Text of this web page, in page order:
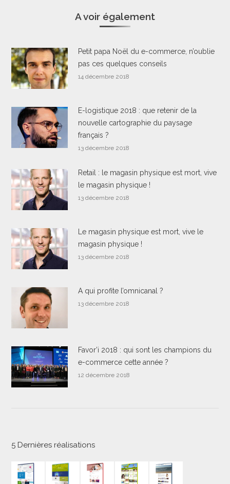
A voir également
Petit papa Noël du e-commerce, n’oublie
pas ces quelques conseils
14 décembre 2018
E-logistique 2018 : que retenir de la
nouvelle cartographie du paysage
français ?
13 décembre 2018
Retail : le magasin physique est mort, vive
le magasin physique !
13 décembre 2018
Le magasin physique est mort, vive le
magasin physique !
13 décembre 2018
A qui profite l’omnicanal ?
13 décembre 2018
Favor’i 2018 : qui sont les champions du
e-commerce cette année ?
12 décembre 2018
5 Dernières réalisations